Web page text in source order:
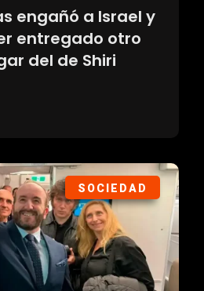
engañó a Israel y
entregado otro
del de Shiri
SOCIEDAD